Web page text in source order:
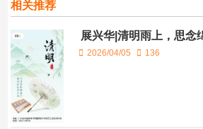
相关推荐
展兴华|清明雨上，思念
2026/04/05 136